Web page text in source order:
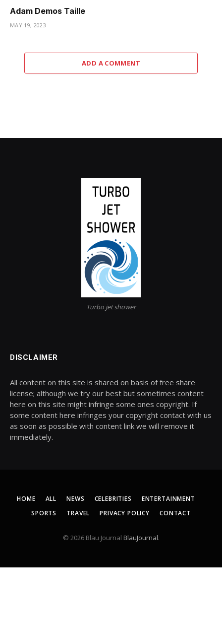
Adam Demos Taille
MAY 19, 2023
ADD A COMMENT
Turbo jet shower
DISCLAIMER
All content on this site is shared on basis of free share
license; although we try our best but sometimes content
here on this site might infringe some ones copyright. If
some content here infringes your copyright contact with us
as soon as possible with content link we will remove it
immediately.
HOME ALL NEWS CELEBRITIES
ENTERTAINMENT
SPORTS
TRAVEL PRIVACY POLICY CONTACT
© 2026 Blau Journal BlauJournal.